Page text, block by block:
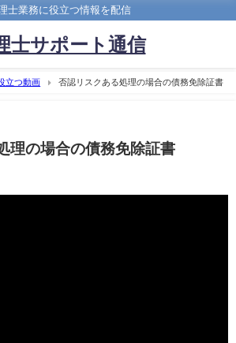
士業務に役立つ情報を配信
士サポート通信
立つ動画 否認リスクある処理の場合の債務免除証書
理の場合の債務免除証書